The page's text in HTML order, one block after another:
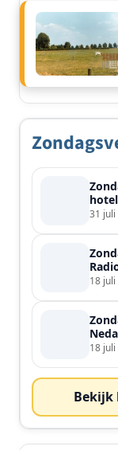
31 juli
de
18
18
Bekijk